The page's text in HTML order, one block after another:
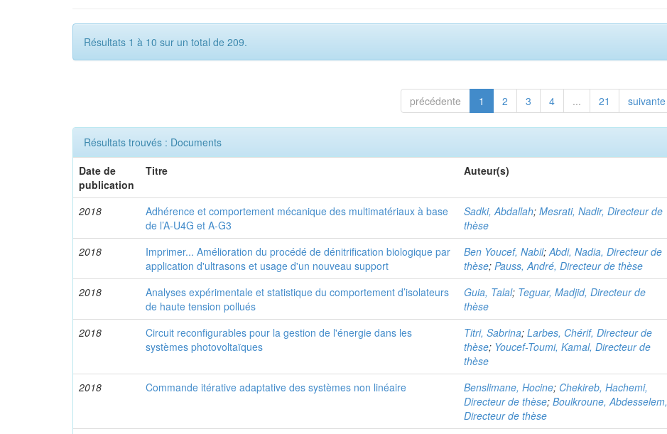
Résultats 1 à 10 sur un total de 209.
précédente 1 2 3 4 ... 21 suivante
Résultats trouvés : Documents
Date de
publication
Titre Auteur(s)
2018
Adhérence et comportement mécanique des multimatériaux à base
de l’A-U4G et A-G3
Sadki, Abdallah;Mesrati, Nadir, Directeur de
thèse
2018
Imprimer... Amélioration du procédé de dénitrification biologique par
application d'ultrasons et usage d'un nouveau support
Ben Youcef, Nabil;Abdi, Nadia, Directeur de
thèse;Pauss, André, Directeur de thèse
2018
Analyses expérimentale et statistique du comportement d’isolateurs
de haute tension pollués
Guia, Talal; Teguar, Madjid, Directeur de
thèse
2018
Circuit reconfigurables pour la gestion de l'énergie dans les
systèmes photovoltaïques
Titri, Sabrina;Larbes, Chérif, Directeur de
thèse; Youcef-Toumi, Kamal, Directeur de
thèse
2018
Commande itérative adaptative des systèmes non linéaire Benslimane, Hocine; Chekireb, Hachemi,
Directeur de thèse;Boulkroune, Abdesselem,
Directeur de thèse